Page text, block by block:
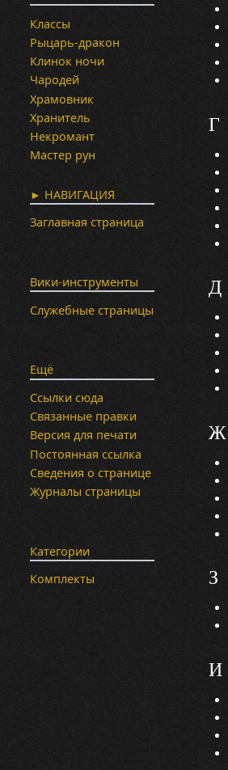
Г
Д
Ж
З
И
Классы
Рыцарь-дракон
Клинок ночи
Чародей
Храмовник
Хранитель
Некромант
Мастер рун
► НАВИГАЦИЯ
Заглавная страница
Вики-инструменты
Служебные страницы
Ещё
Ссылки сюда
Связанные правки
Версия для печати
Постоянная ссылка
Сведения о странице
Журналы страницы
Категории
Комплекты